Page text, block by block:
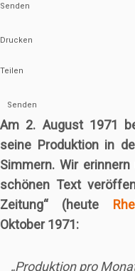
Senden
Drucken
Teilen
Senden
Am 2. August 1971
seine Produktion in
Simmern. Wir
schönen Text
Zeitung“ (heute
Oktober 1971:
„Produktion pro